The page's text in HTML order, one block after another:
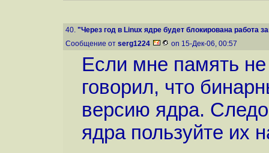
40. "Через год в Linux ядре будет блокирована работа
Сообщение от serg1224 on 15-Дек-06, 00:57
Если мне память
говорил, что
версию ядра.
ядра пользуйте их